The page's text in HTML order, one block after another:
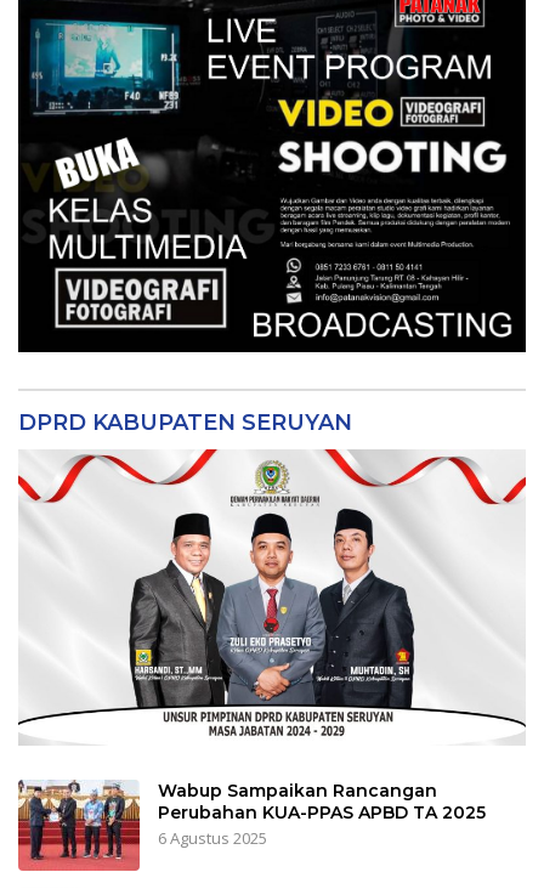
DPRD KABUPATEN SERUYAN
Wabup Sampaikan Rancangan
Perubahan KUA-PPAS APBD TA 2025
6 Agustus 2025